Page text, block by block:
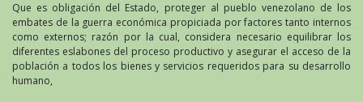
Que es obligación del Estado, proteger al pueblo venezolano de los
embates de la guerra económica propiciada por factores tanto internos
como externos; razón por la cual, considera necesario equilibrar los
diferentes eslabones del proceso productivo y asegurar el acceso de la
población a todos los bienes y servicios requeridos para su desarrollo
humano,